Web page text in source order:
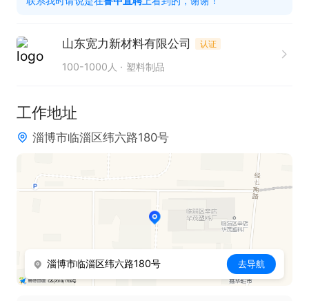
山东宽力新材料有限公司 认证
100-1000人 塑料制品
工作地址
淄博市临淄区纬六路180号
淄博市临淄区纬六路180号 去导航